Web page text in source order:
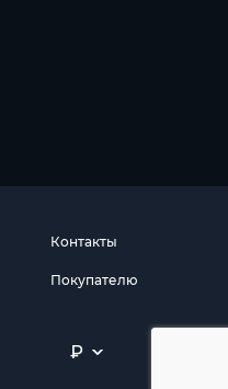
Контакты
Покупателю
₽